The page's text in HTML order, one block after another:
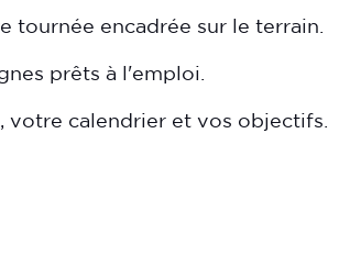
tournée encadrée sur le terrain.
prêts à l'emploi.
calendrier et vos objectifs.